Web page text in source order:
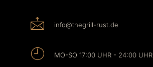
info@thegrill-rust.de
MO-SO 17:00 UHR - 24:00 UHR